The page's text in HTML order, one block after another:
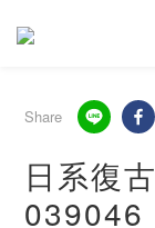
Share
日系復
039046